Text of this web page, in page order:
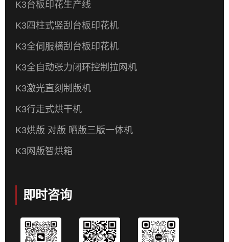
K3台板印花生产线
K3四柱式竖刮台板印花机
K3全伺服横刮台板印花机
K3全自动张力闭环控制拉网机
K3激光直刻制版机
K3行走式烘干机
K3烘版 对版 晒版三版一体机
K3网版智烘箱
即时咨询